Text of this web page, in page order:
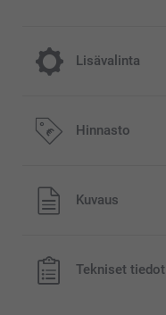
Lisävalinta
Lisää
Voidaan käyttää
Helppo puhdistaa,
Hinnasto
Kaikki hinnat ovat
eivät sisällä postikuluja.
Kuvaus
Tekniset tiedot